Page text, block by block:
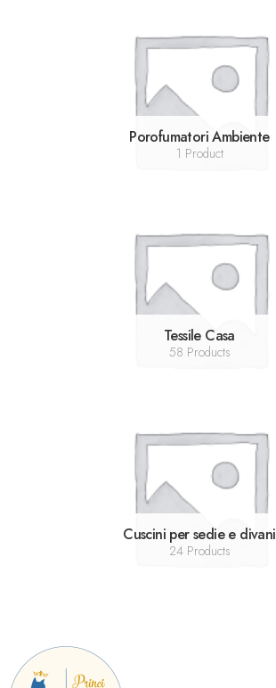
Porofumatori Ambiente
1 Product
Tessile Casa
58 Products
Cuscini per sedie e divani
24 Products